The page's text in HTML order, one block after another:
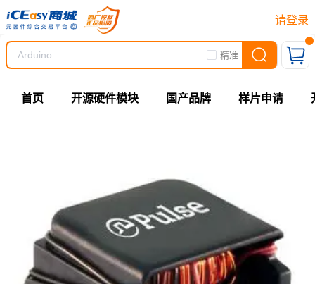
请登录
精准
首页 开源硬件模块 国产品牌 样片申请